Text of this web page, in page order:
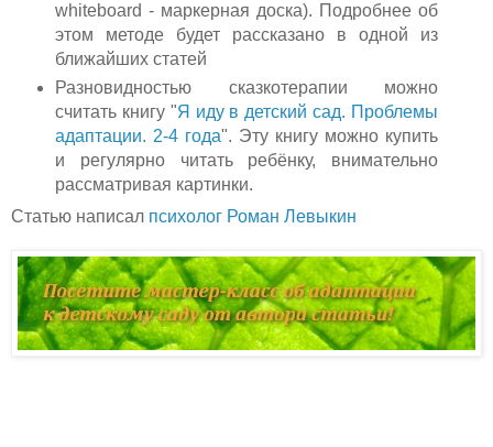
whiteboard - маркерная доска). Подробнее об
этом методе будет рассказано в одной из
ближайших статей
Разновидностью сказкотерапии можно
считать книгу "Я иду в детский сад. Проблемы
адаптации. 2-4 года". Эту книгу можно купить
и регулярно читать ребёнку, внимательно
рассматривая картинки.
Статью написал психолог Роман Левыкин